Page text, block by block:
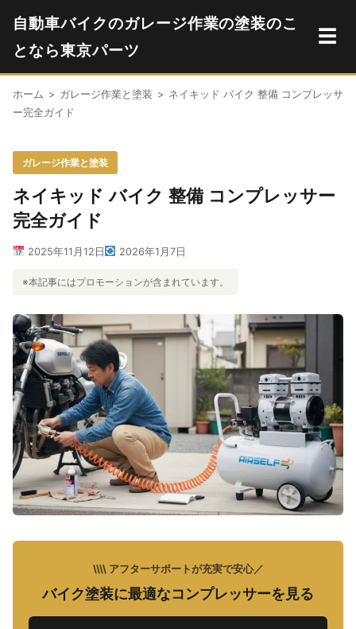
自動車バイクのガレージ作業の塗装のこ
となら東京パーツ
☰
ホーム > ガレージ作業と塗装 > ネイキッド バイク 整備 コンプレッサ
ー完全ガイド
ガレージ作業と塗装
ネイキッド バイク 整備 コンプレッサー
完全ガイド
2025年11月12日 2026年1月7日
※本記事にはプロモーションが含まれています。
\\\\ アフターサポートが充実で安心／
バイク塗装に最適なコンプレッサーを見る